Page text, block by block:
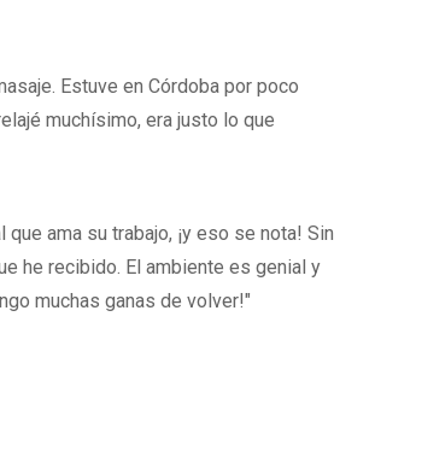
Estuve en Córdoba por poco
muchísimo, era justo lo que
ama su trabajo, ¡y eso se nota! Sin
he recibido. El ambiente es genial y
muchas ganas de volver!"